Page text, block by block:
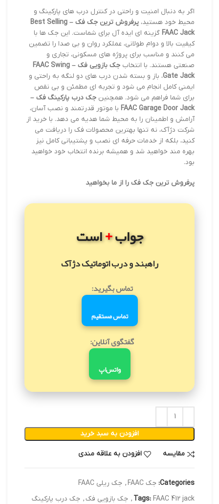
اگر به دنبال امنیت و راحتی در کنترل درب های پارکینگ و
محیط خود هستید،
پرفروش ترین جک فک – Best Selling
FAAC Jack گزینه ای ایده آل برای شماست. این جک ها با
کیفیت بالا و دوام طولانی، عملکرد روان و بی صدا را تضمین
می کنند و مناسب برای پروژه های مسکونی، تجاری و
صنعتی هستند. با انتخاب
جک بازویی فک – FAAC Swing
Gate Jack، باز و بسته شدن درب های دو لنگه به راحتی و
ایمنی کامل انجام می شود و تجربه ای مطمئن و بی نقص
برای شما فراهم می شود. همچنین جک درب پارکینگ فک –
FAAC Garage Door Jack با موتور قدرتمند و نصب آسان،
آرامش و اطمینان را به محیط شما هدیه می دهد. با خرید از
شرکت دژآک، نه تنها بهترین محصولات فک را دریافت می
کنید، بلکه از خدمات حرفه ای نصب و پشتیبانی کامل نیز
بهره مند خواهید شد و همیشه برنده انتخاب خود خواهید
بود.
پرفروش ترین جک فک را از ما بخواهید
جواب+است
راهبند و درب اتوماتیک دژآک
تماس بگیرید:
تماس مستقیم
گفتگوی آنلاین:
واتس‌اپ
افزودن به سبد خرید
مقایسه افزودن به علاقه مندی
Categories: جک FAAC , جک ریلی FAAC
Tags: FAAC 412 jack
, جک بازویی فک, جک درب پارکینگ